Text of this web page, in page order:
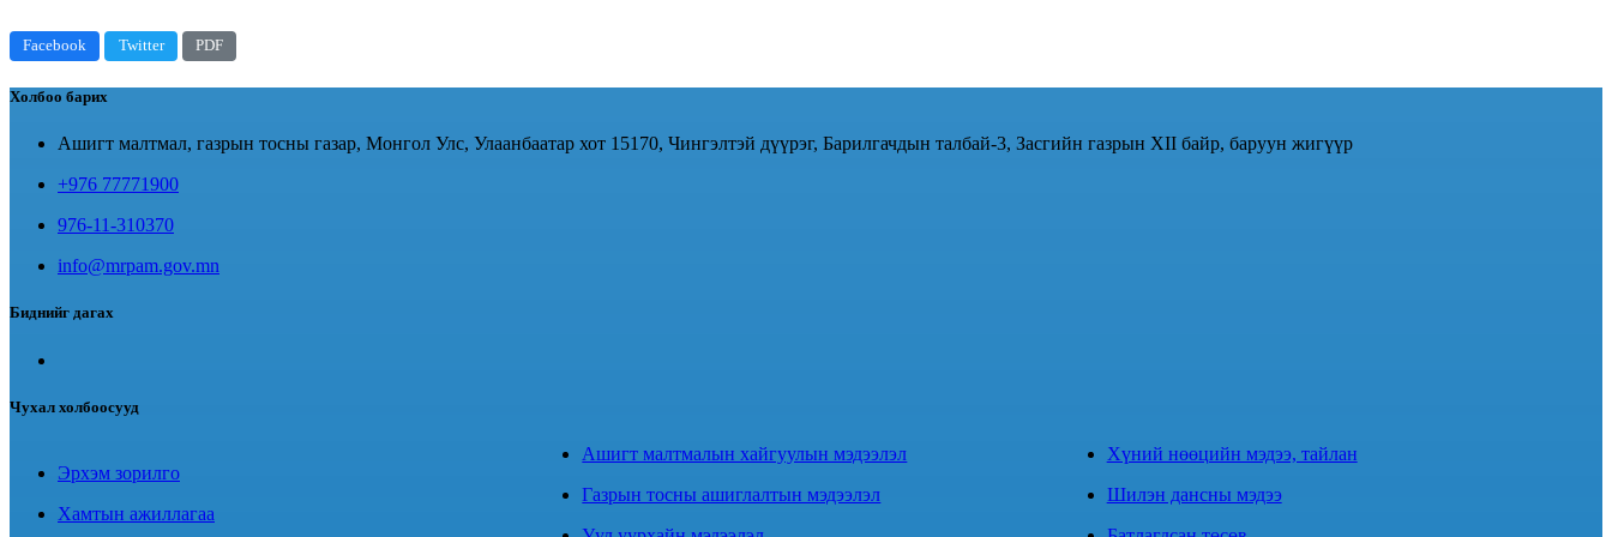
Facebook Twitter PDF
Холбоо барих
Ашигт малтмал, газрын тосны газар, Монгол Улс, Улаанбаатар хот 15170, Чингэлтэй дүүрэг, Барилгачдын талбай-3, Засгийн газрын XII байр, баруун жигүүр
+976 77771900
976-11-310370
info@mrpam.gov.mn
Биднийг дагах
Чухал холбоосууд
Эрхэм зорилго
Хамтын ажиллагаа
Ашигт малтмалын хайгуулын мэдээлэл
Газрын тосны ашиглалтын мэдээлэл
Хүний нөөцийн мэдээ, тайлан
Шилэн дансны мэдээ